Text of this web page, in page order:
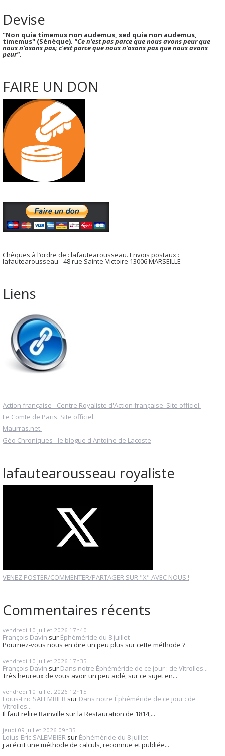
Devise
"Non quia timemus non audemus, sed quia non audemus,
timemus" (Sénèque). "Ce n'est pas parce que nous avons peur que
nous n'osons pas; c'est parce que nous n'osons pas que nous avons
peur".
FAIRE UN DON
Chèques à l’ordre de : lafautearousseau. Envois postaux :
lafautearousseau - 48 rue Sainte-Victoire 13006 MARSEILLE
Liens
Action française - Centre Royaliste d'Action française. Site officiel.
Le Comte de Paris. Site officiel.
Maurras.net.
Géo Chroniques - le blogue d'Antoine de Lacoste
lafautearousseau royaliste
VENEZ POSTER/COMMENTER/PARTAGER SUR "X" AVEC NOUS !
Commentaires récents
vendredi 10 juillet 2026 17h40
François Davin sur Éphéméride du 8 juillet
Pourriez-vous nous en dire un peu plus sur cette méthode ?
vendredi 10 juillet 2026 17h35
François Davin sur Dans notre Éphéméride de ce jour : de Vitrolles...
Très heureux de vous avoir un peu aidé, sur ce sujet en...
vendredi 10 juillet 2026 12h15
Loius-Eric SALEMBIER sur Dans notre Éphéméride de ce jour : de
Vitrolles...
Il faut relire Bainville sur la Restauration de 1814,...
jeudi 09 juillet 2026 09h35
Loius-Eric SALEMBIER sur Éphéméride du 8 juillet
j'ai écrit une méthode de calculs, reconnue et publiée...